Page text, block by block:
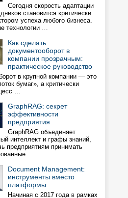
Сегодня скорость адаптации
становится критически
успеха любого бизнеса.
технологии …
Как сделать
документооборот в
компании прозрачным:
практическое руководство
в крупной компании — это
бумаг», а критически
…
GraphRAG: cекрет
эффективности
предприятия
GraphRAG объединяет
интеллект и графы знаний,
предприятиям принимать
…
Document Management:
инструменты вместо
платформы
Начиная с 2017 года в рамках